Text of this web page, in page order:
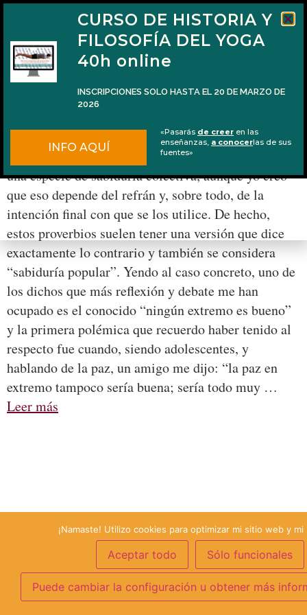
¿Los extremos no son buenos?
Siempre se dice que los refranes populares esconden
una especie de sabiduría colectiva, aunque yo creo
que eso depende del refrán y, sobre todo, de la
intención final con que se los utilice. De hecho,
estos proverbios suelen tener una versión que dice
exactamente lo contrario y también se considera
“sabiduría popular”. Yendo al caso concreto, uno de
los dichos que más reflexión y debate me han
ocupado es el conocido “ningún extremo es bueno”
y la primera polémica que recuerdo haber tenido al
respecto fue cuando, siendo adolescentes, y
hablando de la paz, un amigo me dijo: “la paz en
extremo tampoco sería buena; sería todo muy …
Leer más
¡Namaste! Utilizo cookies para optimizar mi sitio web y mi
Aceptar todo Sólo funcionales
Puede cambiar la configuración u obtener más
CURSO DE HISTORIA Y
FILOSOFÍA DEL YOGA
40h online
INSCRIPCIONES SOLO HASTA EL 20 DE MARZO DE
2026
INFO AQUÍ
«Pasarás de creer en las
enseñanzas, a conocerlas de sus
fuentes»